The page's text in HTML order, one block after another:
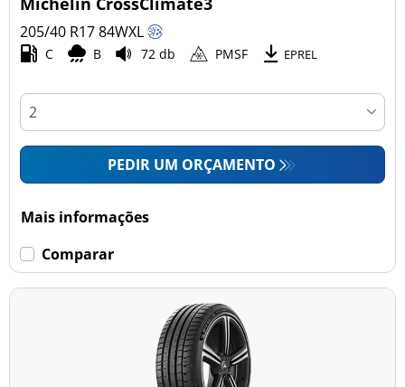
205/40 R1784WXL
C B 72 db PMSF EPREL
PEDIR UM ORÇAMENTO
Mais informações
Comparar